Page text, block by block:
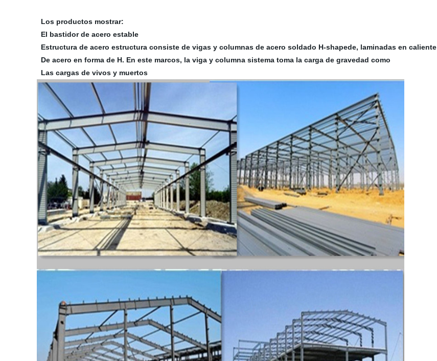
Los productos mostrar:
El bastidor de acero estable
Estructura de acero estructura consiste de vigas y columnas de acero soldado H-shapede, laminadas en caliente
De acero en forma de H. En este marcos, la viga y columna sistema toma la carga de gravedad como
Las cargas de vivos y muertos